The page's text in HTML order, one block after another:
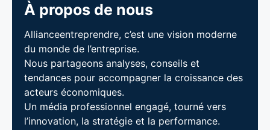
À propos de nous
Allianceentreprendre, c’est une vision moderne
du monde de l’entreprise.
Nous partageons analyses, conseils et
tendances pour accompagner la croissance des
acteurs économiques.
Un média professionnel engagé, tourné vers
l’innovation, la stratégie et la performance.